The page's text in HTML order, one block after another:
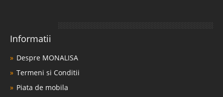
Informatii
Despre MONALISA
Termeni si Conditii
Piata de mobila